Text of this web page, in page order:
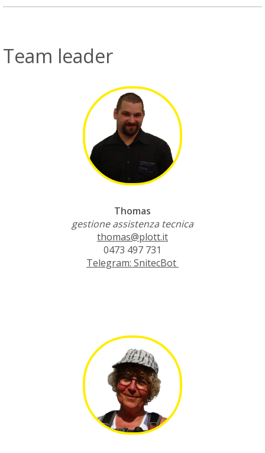
Team leader
Thomas
gestione assistenza tecnica
thomas@plott.it
0473 497 731
Telegram: SnitecBot